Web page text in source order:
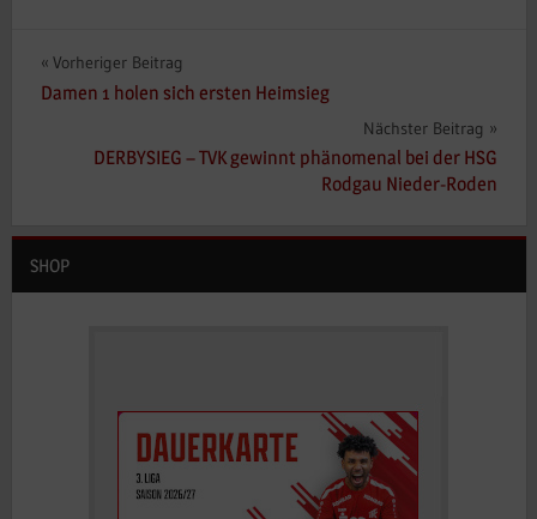
Beitragsnavigation
Vorheriger Beitrag
Damen 1 holen sich ersten Heimsieg
Nächster Beitrag
DERBYSIEG – TVK gewinnt phänomenal bei der HSG
Rodgau Nieder-Roden
SHOP